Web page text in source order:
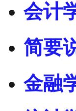
会计
简要
金融